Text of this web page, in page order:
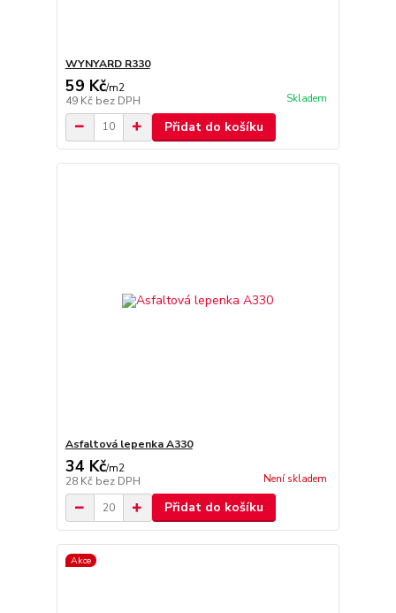
WYNYARD R330
59 Kč/m2
49 Kč bez DPH Skladem
Přidat do košíku
Asfaltová lepenka A330
34 Kč/m2
28 Kč bez DPH Není skladem
Přidat do košíku
Akce